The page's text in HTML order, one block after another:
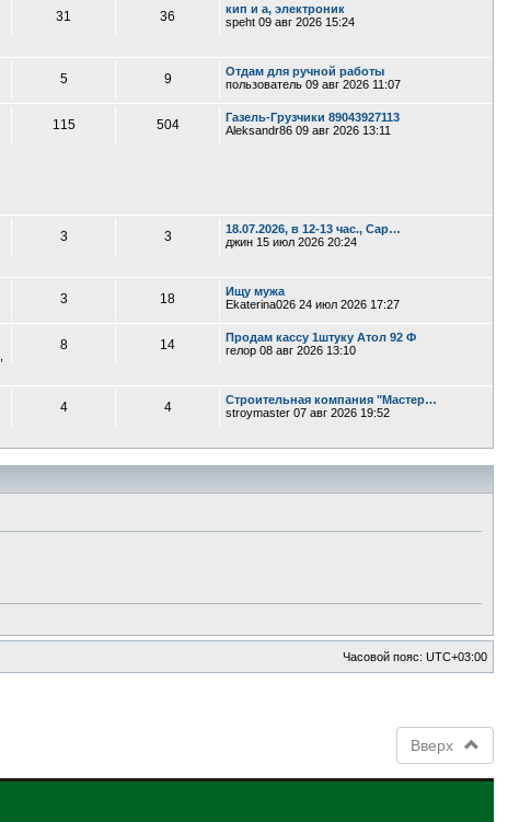
31 36
кип и а, электроник
speht 09 авг 2026 15:24
5 9
Отдам для ручной работы
пользователь 09 авг 2026 11:07
115 504
Газель-Грузчики 89043927113
Aleksandr86 09 авг 2026 13:11
3 3
18.07.2026, в 12-13 час., Сар…
джин 15 июл 2026 20:24
3 18
Ищу мужа
Ekaterina026 24 июл 2026 17:27
8 14
Продам кассу 1штуку Атол 92 Ф
гелор 08 авг 2026 13:10
4 4
Строительная компания "Мастер…
stroymaster 07 авг 2026 19:52
Часовой пояс:UTC+03:00
Вверх